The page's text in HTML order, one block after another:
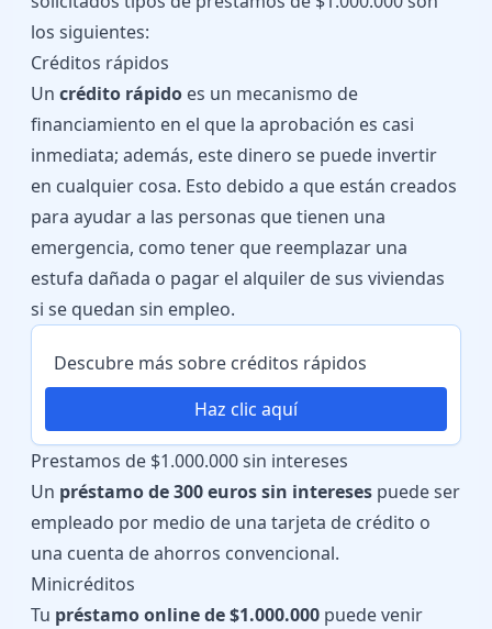
los siguientes:
Créditos rápidos
Un crédito rápido es un mecanismo de
financiamiento en el que la aprobación es casi
inmediata; además, este dinero se puede invertir
en cualquier cosa. Esto debido a que están creados
para ayudar a las personas que tienen una
emergencia, como tener que reemplazar una
estufa dañada o pagar el alquiler de sus viviendas
si se quedan sin empleo.
Descubre más sobre créditos rápidos
Haz clic aquí
Prestamos de $1.000.000 sin intereses
Un préstamo de 300 euros sin intereses puede ser
empleado por medio de una tarjeta de crédito o
una cuenta de ahorros convencional.
Minicréditos
Tu préstamo online de $1.000.000 puede venir